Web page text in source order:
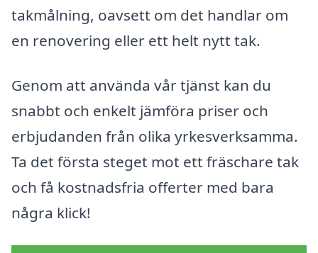
takmålning, oavsett om det handlar om
en renovering eller ett helt nytt tak.
Genom att använda vår tjänst kan du
snabbt och enkelt jämföra priser och
erbjudanden från olika yrkesverksamma.
Ta det första steget mot ett fräschare tak
och få kostnadsfria offerter med bara
några klick!